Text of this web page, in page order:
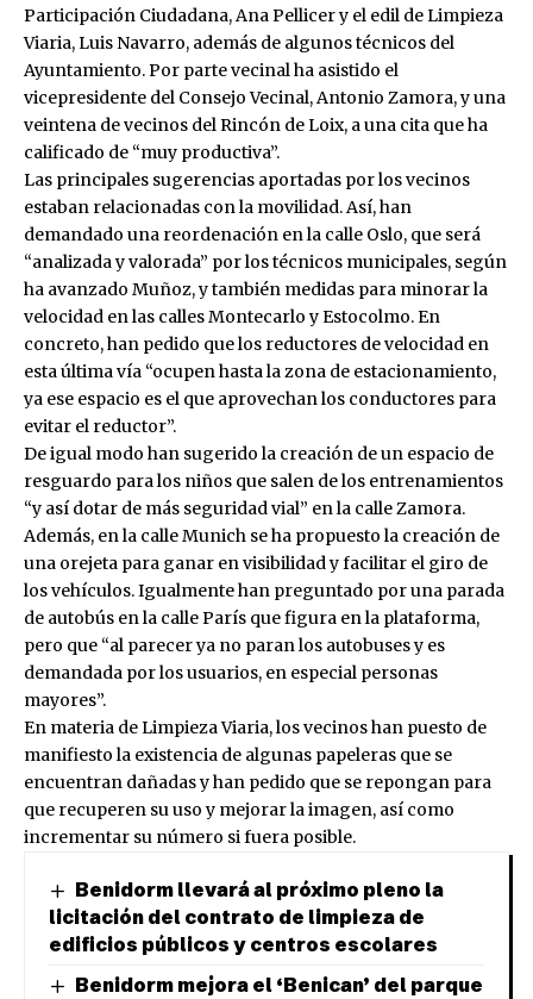
Participación Ciudadana, Ana Pellicer y el edil de Limpieza
Viaria, Luis Navarro, además de algunos técnicos del
Ayuntamiento. Por parte vecinal ha asistido el
vicepresidente del Consejo Vecinal, Antonio Zamora, y una
veintena de vecinos del Rincón de Loix, a una cita que ha
calificado de “muy productiva”.
Las principales sugerencias aportadas por los vecinos
estaban relacionadas con la movilidad. Así, han
demandado una reordenación en la calle Oslo, que será
“analizada y valorada” por los técnicos municipales, según
ha avanzado Muñoz, y también medidas para minorar la
velocidad en las calles Montecarlo y Estocolmo. En
concreto, han pedido que los reductores de velocidad en
esta última vía “ocupen hasta la zona de estacionamiento,
ya ese espacio es el que aprovechan los conductores para
evitar el reductor”.
De igual modo han sugerido la creación de un espacio de
resguardo para los niños que salen de los entrenamientos
“y así dotar de más seguridad vial” en la calle Zamora.
Además, en la calle Munich se ha propuesto la creación de
una orejeta para ganar en visibilidad y facilitar el giro de
los vehículos. Igualmente han preguntado por una parada
de autobús en la calle París que figura en la plataforma,
pero que “al parecer ya no paran los autobuses y es
demandada por los usuarios, en especial personas
mayores”.
En materia de Limpieza Viaria, los vecinos han puesto de
manifiesto la existencia de algunas papeleras que se
encuentran dañadas y han pedido que se repongan para
que recuperen su uso y mejorar la imagen, así como
incrementar su número si fuera posible.
Benidorm llevará al próximo pleno la
licitación del contrato de limpieza de
edificios públicos y centros escolares
Benidorm mejora el ‘Benican’ del parque